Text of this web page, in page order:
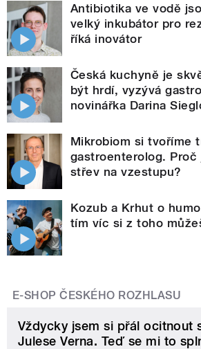
Antibiotika ve vodě
velký inkubátor pro
říká inovátor
Česká kuchyně je
být hrdí, vyzývá
novinářka Darina
Mikrobiom si tvoříme
gastroenterolog.
střev na vzestupu?
Kozub a Krhut o
tím víc si z toho
E-SHOP ČESKÉHO ROZHLASU
Vždycky jsem si přál ocitnout
Julese Verna. Teď se mi to